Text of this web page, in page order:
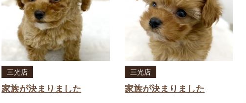
三光店
家族が決まりました
三光店
家族が決まりました